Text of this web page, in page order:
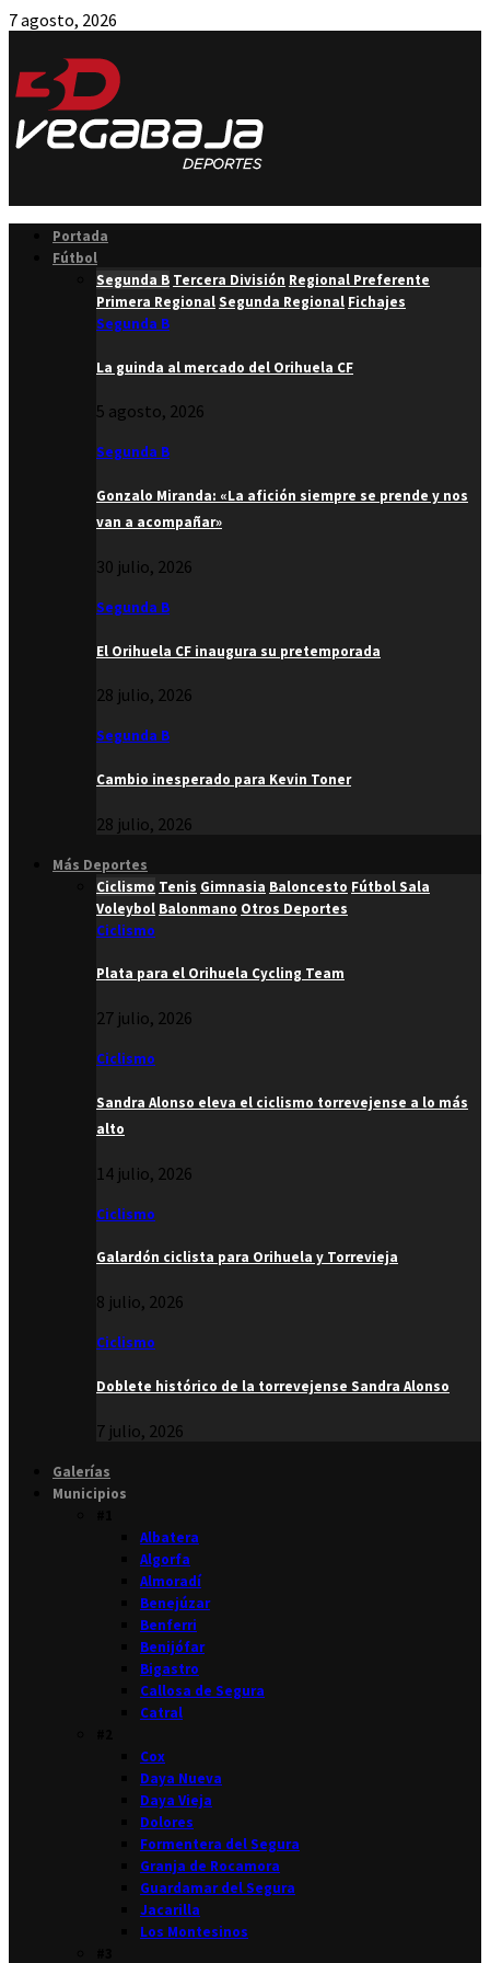
7 agosto, 2026
Portada
Fútbol
Segunda B Tercera División Regional Preferente
Primera RegionalSegunda Regional Fichajes
Segunda B
La guinda al mercado del Orihuela CF
5 agosto, 2026
Segunda B
Gonzalo Miranda: «La afición siempre se prende y nos
van a acompañar»
30 julio, 2026
Segunda B
El Orihuela CF inaugura su pretemporada
28 julio, 2026
Segunda B
Cambio inesperado para Kevin Toner
28 julio, 2026
Más Deportes
Ciclismo Tenis Gimnasia Baloncesto Fútbol Sala
Voleybol Balonmano Otros Deportes
Ciclismo
Plata para el Orihuela Cycling Team
27 julio, 2026
Ciclismo
Sandra Alonso eleva el ciclismo torrevejense a lo más
alto
14 julio, 2026
Ciclismo
Galardón ciclista para Orihuela y Torrevieja
8 julio, 2026
Ciclismo
Doblete histórico de la torrevejense Sandra Alonso
7 julio, 2026
Galerías
Municipios
Albatera
Algorfa
Almoradí
Benejúzar
Benferri
Benijófar
Bigastro
Callosa de Segura
Catral
Cox
Daya Nueva
Daya Vieja
Dolores
Formentera del Segura
Granja de Rocamora
Guardamar del Segura
Jacarilla
Los Montesinos